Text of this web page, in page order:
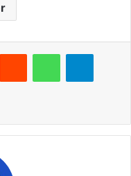
Reddit WhatsApp